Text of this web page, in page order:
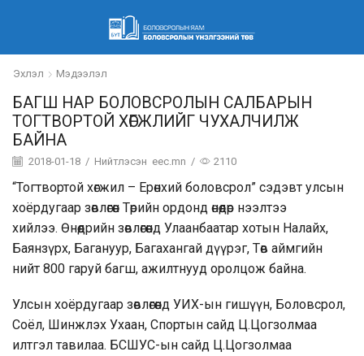
Эхлэл Мэдээлэл
БАГШ НАР БОЛОВСРОЛЫН САЛБАРЫН
ТОГТВОРТОЙ ХӨГЖЛИЙГ ЧУХАЛЧИЛЖ
БАЙНА
2018-01-18 / Нийтлэсэн eec.mn / 2110
“Тогтвортой хөгжил – Ерөнхий боловсрол” сэдэвт улсын
хоёрдугаар зөвлөгөөн Төрийн ордонд өнөөдөр нээлтээ
хийлээ. Өнөөдрийн зөвлөгөөнд Улаанбаатар хотын Налайх,
Баянзүрх, Багануур, Багахангай дүүрэг, Төв аймгийн
нийт 800 гаруй багш, ажилтнууд оролцож байна.
Улсын хоёрдугаар зөвлөгөөнд УИХ-ын гишүүн, Боловсрол,
Соёл, Шинжлэх Ухаан, Спортын сайд Ц.Цогзолмаа
илтгэл тавилаа. БСШУС-ын сайд Ц.Цогзолмаа